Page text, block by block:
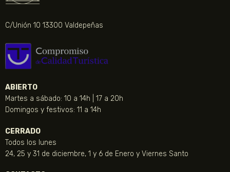
C/Unión 10 13300 Valdepeñas
ABIERTO
Martes a sábado: 10 a 14h | 17 a 20h
Domingos y festivos: 11 a 14h
CERRADO
Todos los lunes
24, 25 y 31 de diciembre, 1 y 6 de Enero y Viernes Santo